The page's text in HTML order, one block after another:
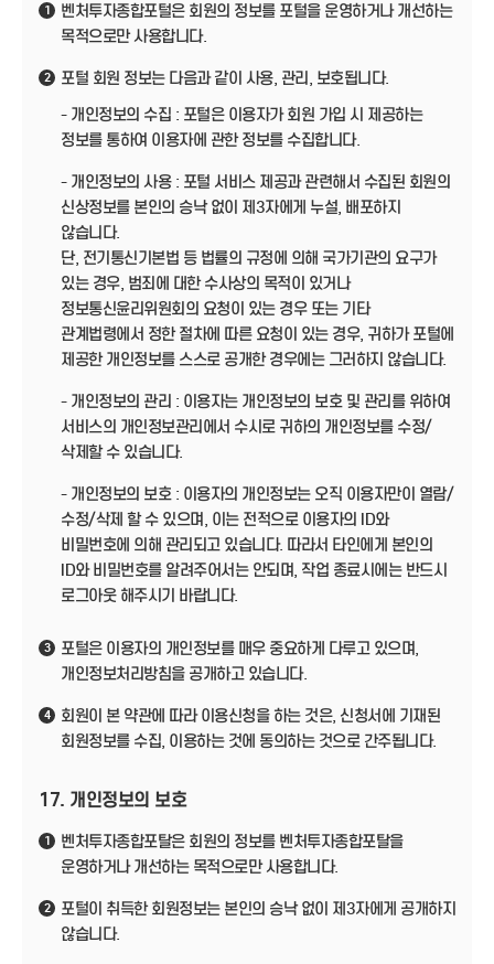
1
벤처투자종합포털은 회원의 정보를 포털을 운영하거나 개선하는
목적으로만 사용합니다.
2
포털 회원 정보는 다음과 같이 사용, 관리, 보호됩니다.
- 개인정보의 수집 : 포털은 이용자가 회원 가입 시 제공하는
정보를 통하여 이용자에 관한 정보를 수집합니다.
- 개인정보의 사용 : 포털 서비스 제공과 관련해서 수집된 회원의
신상정보를 본인의 승낙 없이 제3자에게 누설, 배포하지
않습니다.
단, 전기통신기본법 등 법률의 규정에 의해 국가기관의 요구가
있는 경우, 범죄에 대한 수사상의 목적이 있거나
정보통신윤리위원회의 요청이 있는 경우 또는 기타
관계법령에서 정한 절차에 따른 요청이 있는 경우, 귀하가 포털에
제공한 개인정보를 스스로 공개한 경우에는 그러하지 않습니다.
- 개인정보의 관리 : 이용자는 개인정보의 보호 및 관리를 위하여
서비스의 개인정보관리에서 수시로 귀하의 개인정보를 수정/
삭제할 수 있습니다.
- 개인정보의 보호 : 이용자의 개인정보는 오직 이용자만이 열람/
수정/삭제 할 수 있으며, 이는 전적으로 이용자의 ID와
비밀번호에 의해 관리되고 있습니다. 따라서 타인에게 본인의
ID와 비밀번호를 알려주어서는 안되며, 작업 종료시에는 반드시
로그아웃 해주시기 바랍니다.
3
포털은 이용자의 개인정보를 매우 중요하게 다루고 있으며,
개인정보처리방침을 공개하고 있습니다.
4
회원이 본 약관에 따라 이용신청을 하는 것은, 신청서에 기재된
회원정보를 수집, 이용하는 것에 동의하는 것으로 간주됩니다.
17. 개인정보의 보호
1
벤처투자종합포탈은 회원의 정보를 벤처투자종합포탈을
운영하거나 개선하는 목적으로만 사용합니다.
2
포털이 취득한 회원정보는 본인의 승낙 없이 제3자에게 공개하지
않습니다.